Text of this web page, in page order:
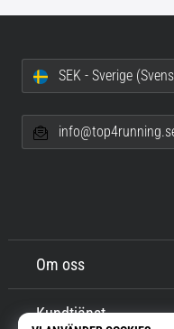
Om oss
Kundtjänst
SEK - Sverige